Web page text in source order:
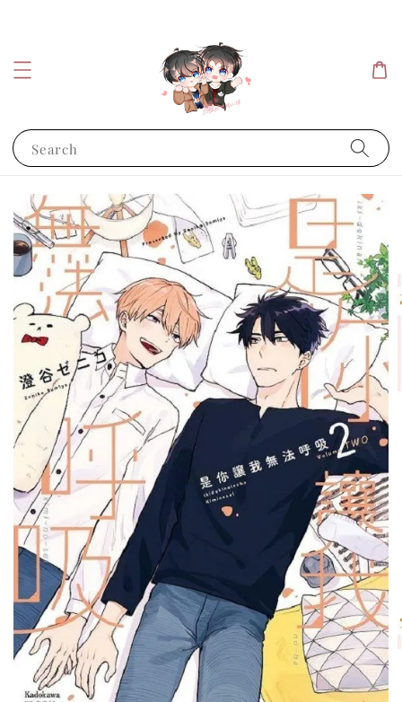
Search